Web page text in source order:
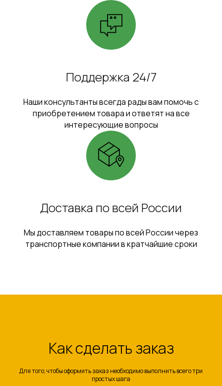
Поддержка 24/7
Наши консультанты всегда рады вам помочь с
приобретением товара и ответят на все
интересующие вопросы
Доставка по всей России
Мы доставляем товары по всей России через
транспортные компании в кратчайшие сроки
Как сделать заказ
Для того, чтобы оформить заказ необходимо выполнить всего три
простых шага